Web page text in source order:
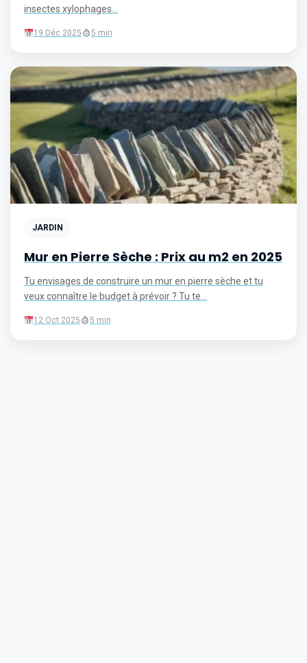
insectes xylophages...
19 Déc 2025 5 min
JARDIN
Mur en Pierre Sèche : Prix au m2 en 2025
Tu envisages de construire un mur en pierre sèche et tu
veux connaître le budget à prévoir ? Tu te...
12 Oct 2025 5 min